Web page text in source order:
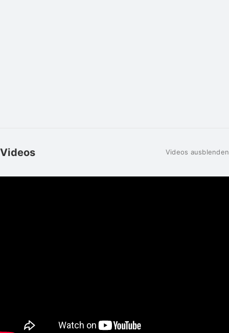
Videos Videos ausblenden